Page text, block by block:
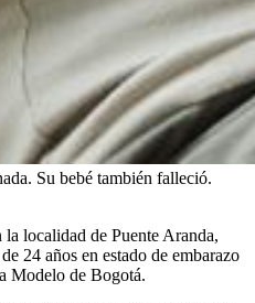
Su bebé también falleció.
localidad de Puente Aranda,
24 años en estado de embarazo
Modelo de Bogotá.